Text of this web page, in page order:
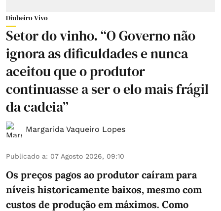
Dinheiro Vivo
Setor do vinho. “O Governo não
ignora as dificuldades e nunca
aceitou que o produtor
continuasse a ser o elo mais frágil
da cadeia”
Margarida Vaqueiro Lopes
Publicado a: 07 Agosto 2026, 09:10
Os preços pagos ao produtor caíram para
níveis historicamente baixos, mesmo com
custos de produção em máximos. Como